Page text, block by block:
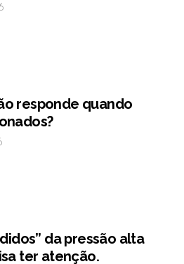
responde quando
da pressão alta
ter atenção.